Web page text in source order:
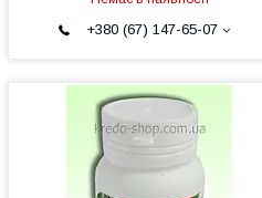
+380 (67) 147-65-07